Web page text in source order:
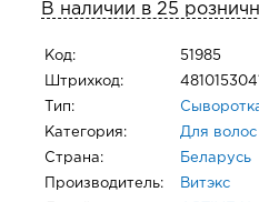
В наличии в 25
Код: 51985
Штрихкод:
Тип:
Категория: Для волос
Страна: Беларусь
Производитель: Витэкс